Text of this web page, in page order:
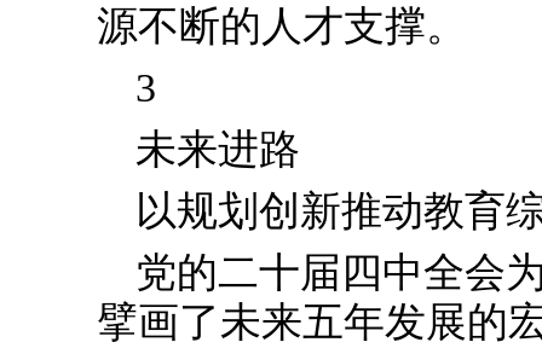
源不断的人才支撑。
3
未来进路
以规划创新推动教育
党的二十届四中全会
擘画了未来五年发展的